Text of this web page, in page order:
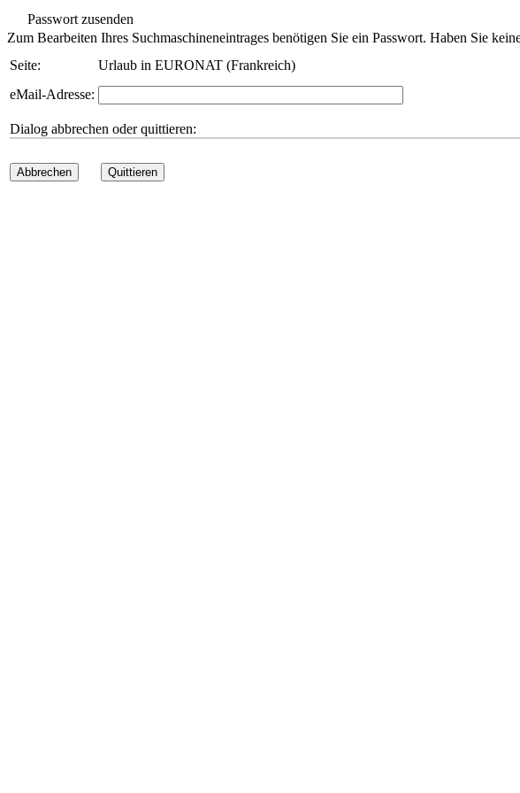
Passwort zusenden
Zum Bearbeiten Ihres Suchmaschineneintrages benötigen Sie ein Passwort. Haben Sie
Seite:
Urlaub in EURONAT (Frankreich)
eMail-Adresse:
Dialog abbrechen oder quittieren:
Abbrechen Quittieren